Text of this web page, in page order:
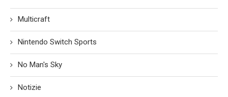
Multicraft
Nintendo Switch Sports
No Man's Sky
Notizie